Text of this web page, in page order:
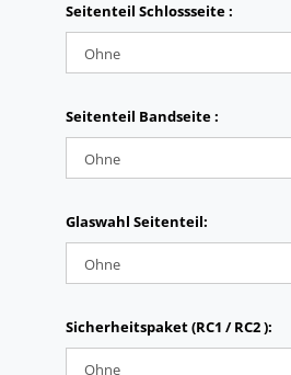
Seitenteil Schlossseite :
Seitenteil Bandseite :
Glaswahl Seitenteil:
Sicherheitspaket (RC1 / RC2 ):